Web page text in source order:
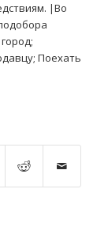
|Во
Поехать